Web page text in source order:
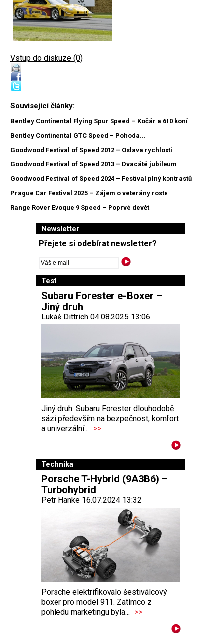
Vstup do diskuze (0)
Související články:
Bentley Continental Flying Spur Speed – Kočár a 610 koní
Bentley Continental GTC Speed – Pohoda...
Goodwood Festival of Speed 2012 – Oslava rychlosti
Goodwood Festival of Speed 2013 – Dvacáté jubileum
Goodwood Festival of Speed 2024 – Festival plný kontrastů
Prague Car Festival 2025 – Zájem o veterány roste
Range Rover Evoque 9 Speed – Poprvé devět
Newsletter
Přejete si odebírat newsletter?
Test
Subaru Forester e-Boxer –
Jiný druh
Lukáš Dittrich 04.08.2025 13:06
Jiný druh. Subaru Forester dlouhodobě
sází především na bezpečnost, komfort
a univerzální... >>
Technika
Porsche T-Hybrid (9A3B6) –
Turbohybrid
Petr Hanke 16.07.2024 13:32
Porsche elektrifikovalo šestiválcový
boxer pro model 911. Zatímco z
pohledu marketingu byla... >>